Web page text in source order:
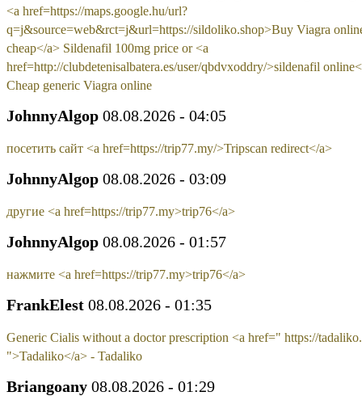
<a href=https://maps.google.hu/url?
q=j&source=web&rct=j&url=https://sildoliko.shop>Buy Viagra
cheap</a> Sildenafil 100mg price or <a
href=http://clubdetenisalbatera.es/user/qbdvxoddry/>sildenafil
Cheap generic Viagra online
JohnnyAlgop 08.08.2026 - 04:05
посетить сайт <a href=https://trip77.my/>Tripscan redirect</a>
JohnnyAlgop 08.08.2026 - 03:09
другие <a href=https://trip77.my>trip76</a>
JohnnyAlgop 08.08.2026 - 01:57
нажмите <a href=https://trip77.my>trip76</a>
FrankElest 08.08.2026 - 01:35
Generic Cialis without a doctor prescription <a href=" https://
">Tadaliko</a> - Tadaliko
Briangoany 08.08.2026 - 01:29